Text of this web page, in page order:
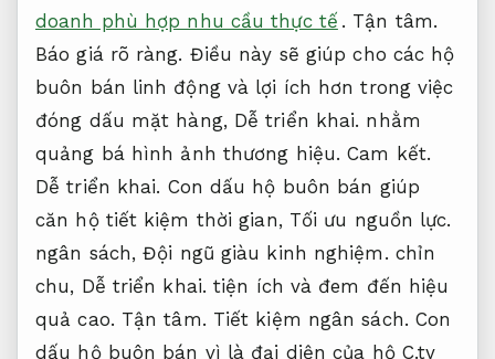
doanh phù hợp nhu cầu thực tế . Tận tâm.
Báo giá rõ ràng. Điều này sẽ giúp cho các hộ
buôn bán linh động và lợi ích hơn trong việc
đóng dấu mặt hàng, Dễ triển khai. nhằm
quảng bá hình ảnh thương hiệu.Cam kết.
Dễ triển khai. Con dấu hộ buôn bán giúp
căn hộ tiết kiệm thời gian, Tối ưu nguồn lực.
ngân sách,Đội ngũ giàu kinh nghiệm. chỉn
chu, Dễ triển khai. tiện ích và đem đến hiệu
quả cao. Tận tâm. Tiết kiệm ngân sách. Con
dấu hộ buôn bán vì là đại diện của hộ C.ty